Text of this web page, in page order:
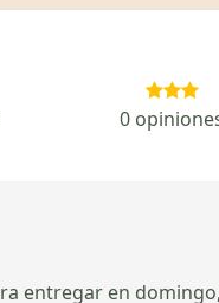
0
entregar en